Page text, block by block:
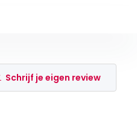
Schrijf je eigen review